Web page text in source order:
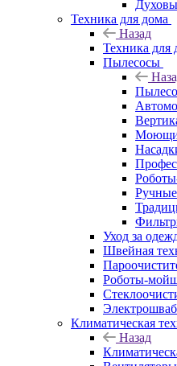
Техника для дома
Назад
Техника для
Пылесосы
Уход за
Швейная
Роботы-
Климатическая
Назад